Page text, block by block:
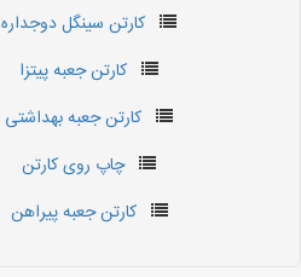
کارتن سینگل دوجداره
کارتن جعبه پیتزا
کارتن جعبه بهداشتی
چاپ روی کارتن
کارتن جعبه پیراهن